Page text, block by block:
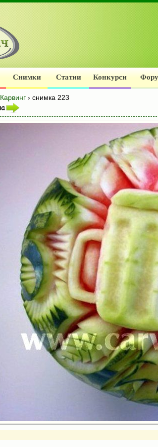
Снимки Статии Конкурси
Карвинг › снимка 223